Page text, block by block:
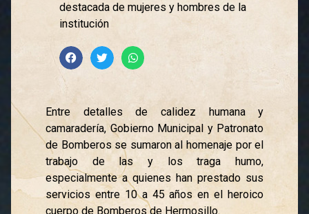
destacada de mujeres y hombres de la
institución
Entre detalles de calidez humana y
camaradería, Gobierno Municipal y Patronato
de Bomberos se sumaron al homenaje por el
trabajo de las y los traga humo,
especialmente a quienes han prestado sus
servicios entre 10 a 45 años en el heroico
cuerpo de Bomberos de Hermosillo.